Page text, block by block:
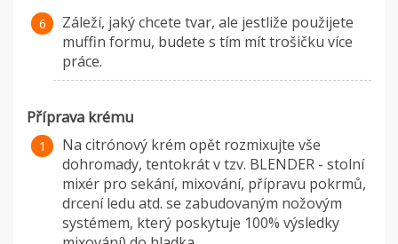
Záleží, jaký chcete tvar, ale jestliže použijete
muffin formu, budete s tím mít trošičku více
práce.
Příprava krému
Na citrónový krém opět rozmixujte vše
dohromady, tentokrát v tzv. BLENDER - stolní
mixér pro sekání, mixování, přípravu pokrmů,
drcení ledu atd. se zabudovaným nožovým
systémem, který poskytuje 100% výsledky